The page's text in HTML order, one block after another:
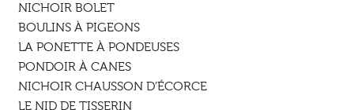
NICHOIR BOLET
BOULINS À PIGEONS
LA PONETTE À PONDEUSES
PONDOIR À CANES
NICHOIR CHAUSSON D’ÉCORCE
LE NID DE TISSERIN